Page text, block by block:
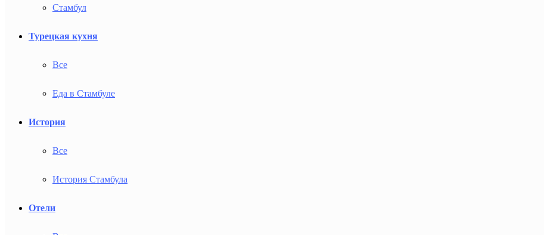
Стамбул
Турецкая кухня
Все
Еда в Стамбуле
История
Все
История Стамбула
Отели